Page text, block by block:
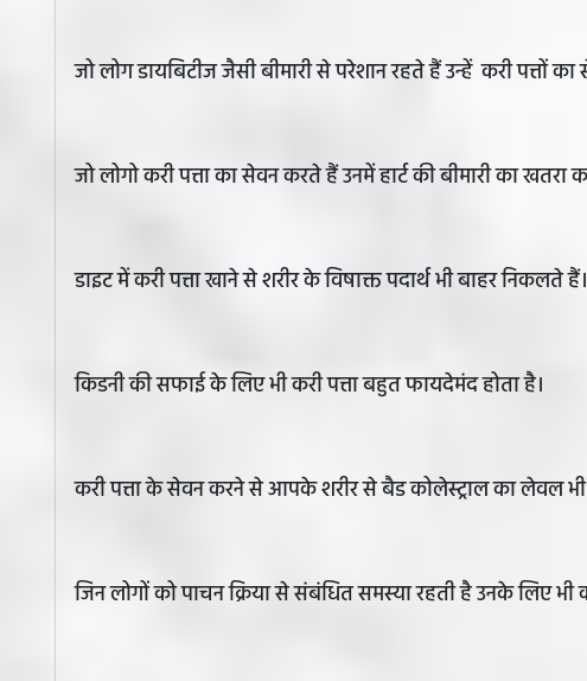
जो लोग डायबिटीज जैसी बीमारी से परेशान रहते हैं उन्हें करी पत्तों का
जो लोगो करी पत्ता का सेवन करते हैं उनमें हार्ट की बीमारी का खतरा
डाइट में करी पत्ता खाने से शरीर के विषाक्त पदार्थ भी बाहर निकलते हैं।
किडनी की सफाई के लिए भी करी पत्ता बहुत फायदेमंद होता है।
करी पत्ता के सेवन करने से आपके शरीर से बैड कोलेस्ट्राल का लेवल
जिन लोगों को पाचन क्रिया से संबंधित समस्या रहती है उनके लिए भी